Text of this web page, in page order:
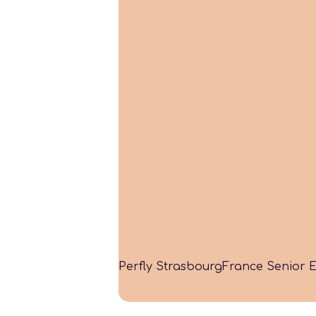
Perfly StrasbourgFrance Senior